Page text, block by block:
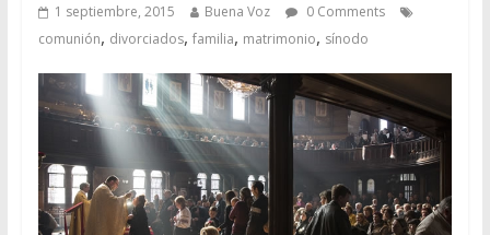
1 septiembre, 2015 Buena Voz
0 Comments
comunión, divorciados, familia, matrimonio, sínodo